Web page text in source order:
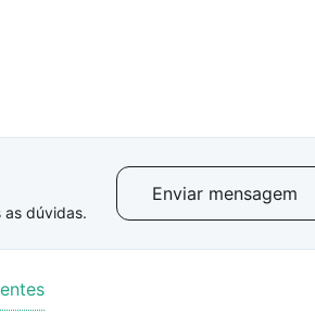
as dúvidas.
Enviar mensagem